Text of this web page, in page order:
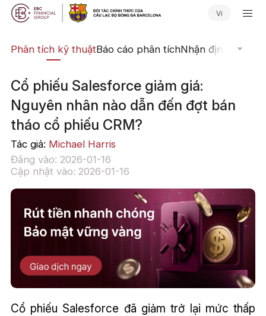
Vi
Phân tích kỹ thuậtBáo cáo phân tíchNhận định Thị
Cổ phiếu Salesforce giảm giá:
Nguyên nhân nào dẫn đến đợt bán
tháo cổ phiếu CRM?
Tác giả: Michael Harris
Đăng vào: 2026-01-16
Cập nhật vào: 2026-01-16
Cổ phiếu Salesforce đã giảm trở lại mức thấp